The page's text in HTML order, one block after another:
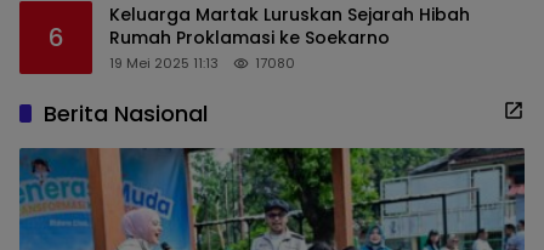
6
Keluarga Martak Luruskan Sejarah Hibah
Rumah Proklamasi ke Soekarno
19 Mei 2025 11:13 17080
Berita Nasional